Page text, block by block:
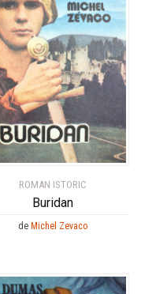
ROMAN ISTORIC
Buridan
de Michel Zevaco